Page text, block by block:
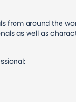
from around the
as well as